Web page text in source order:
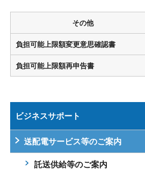
その他
負担可能上限額変更意思確認書
負担可能上限額再申告書
ビジネスサポート
送配電サービス等のご案内
託送供給等のご案内